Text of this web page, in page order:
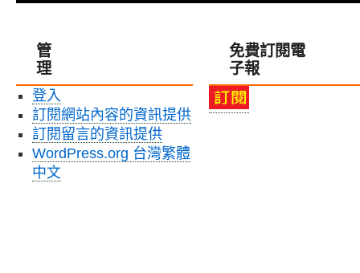
管
理
登入
訂閱網站內容的資訊提供
訂閱留言的資訊提供
WordPress.org 台灣繁體
中文
免費訂閱電
子報